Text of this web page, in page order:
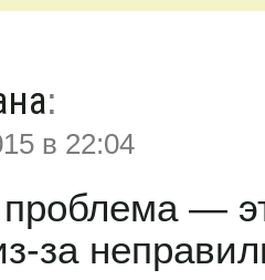
:
в 22:04
—
за